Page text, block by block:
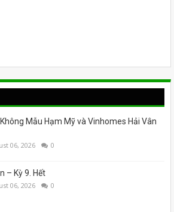
Mẫu Hạm Mỹ và Vinhomes Hải Vân
06, 2026 0
– Kỳ 9. Hết
06, 2026 0